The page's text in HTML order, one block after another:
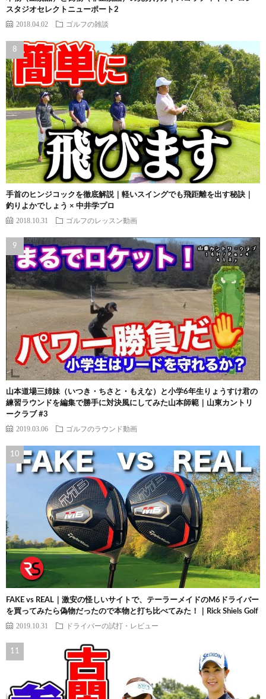
スタジオセレクトニューポート2
2018.04.02 ゴルフの雑談
手首のヒンジコックを徹底解説｜軽いスイングでも飛距離を出す秘訣｜
釣りよかでしょう × 中井学プロ
2018.10.31 ゴルフのレッスン動画
山本道場三姉妹（いつき・ちさと・もえな）と小学6年生りょうすけ君の
練習ラウンドを編集で勝手に対決風にしてみた山本師範｜山東カントリ
ークラブ #3
2019.03.06 ゴルフのラウンド動画
FAKE vs REAL｜激安の怪しいサイトで、テーラーメイドのM6ドライバー
を買ってみたら偽物だったので本物と打ち比べてみた！｜Rick Shiels Golf
2019.10.31 ドライバーの試打・レビュー